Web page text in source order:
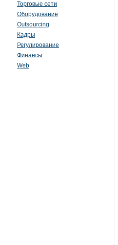
Торговые сети
Оборудование
Outsourcing
Кадры
Регулирование
Финансы
Web